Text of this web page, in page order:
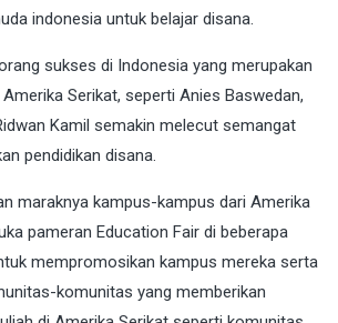
indonesia untuk belajar disana.
sukses di Indonesia yang merupakan
Serikat, seperti Anies Baswedan,
Kamil semakin melecut semangat
pendidikan disana.
maraknya kampus-kampus dari Amerika
pameran Education Fair di beberapa
mempromosikan kampus mereka serta
komunitas yang memberikan